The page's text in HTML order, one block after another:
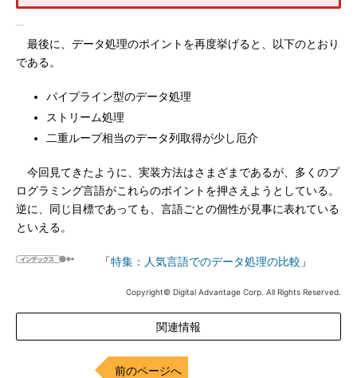
最後に、データ処理のポイントを再度挙げると、以下のとおり
である。
パイプライン型のデータ処理
ストリーム処理
二重ループ相当のデータ列取得が少し厄介
今回見てきたように、実装方法はさまざまであるが、多くのプ
ログラミング言語がこれらのポイントを押さえようとしている。
逆に、同じ目標であっても、言語ごとの個性が見事に表れている
といえる。
「特集：人気言語でのデータ処理の比較 」
Copyright© Digital Advantage Corp. All Rights Reserved.
関連情報
前のページへ